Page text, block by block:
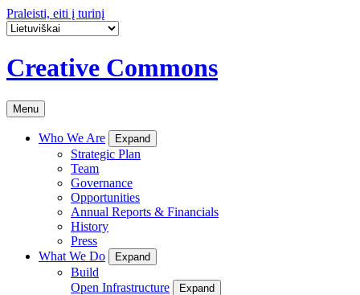
Praleisti, eiti į turinį
Creative Commons
Menu
Who We Are Expand
Strategic Plan
Team
Governance
Opportunities
Annual Reports & Financials
History
Press
What We Do
Expand
Build
Open Infrastructure
Expand